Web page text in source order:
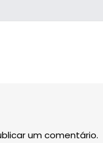
um comentário.